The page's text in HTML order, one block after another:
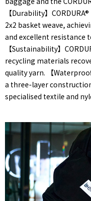
【Durability】
2x2 basket weave,
and excellent resistance
【Sustainability】
recycling materials
quality yarn. 【
a three-layer
specialised textile and